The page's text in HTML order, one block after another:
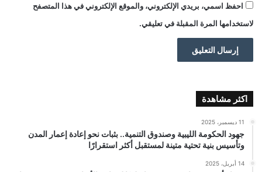
احفظ اسمي، بريدي الإلكتروني، والموقع الإلكتروني في هذا المتصفح
لاستخدامها المرة المقبلة في تعليقي.
اكثر مشاهدة
11 ديسمبر، 2025
جهود الحكومة الليبية وصندوق التنمية.. بثبات نحو إعادة إعمار المدن
وتأسيس بنية تحتية متينة لمستقبل أكثر استقرارًا
14 أبريل، 2025